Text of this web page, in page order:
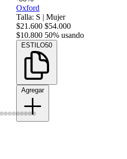
Oxford
Talla: S | Mujer
$21.600 $54.000
$10.800 50% usando
ESTILO50
Agregar